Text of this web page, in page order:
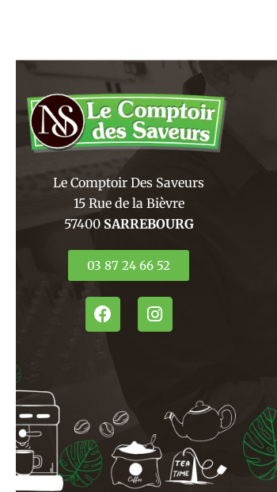
Le Comptoir Des Saveurs
15 Rue de la Bièvre
57400 SARREBOURG
03 87 24 66 52
F
a
k
I
n
m